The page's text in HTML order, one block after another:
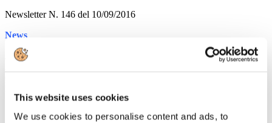
This website uses cookies
We use cookies to personalise content and ads, to
Newsletter N. 146 del 10/09/2016
News
Ammortizzatori sociali in deroga 2016